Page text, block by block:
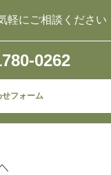
軽にご相談ください
0262
せフォーム